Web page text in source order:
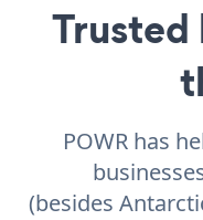
Trusted
POWR has
(besides